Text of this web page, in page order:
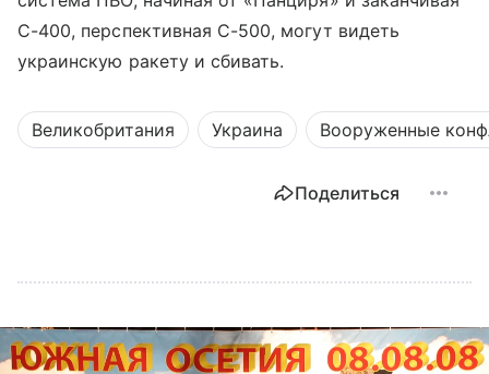
С-400, перспективная С-500, могут видеть
украинскую ракету и сбивать.
Великобритания Украина Вооруженные
Поделиться